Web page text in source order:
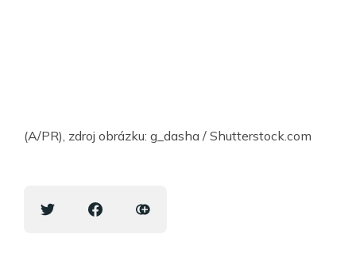
(A/PR), zdroj obrázku: g_dasha / Shutterstock.com